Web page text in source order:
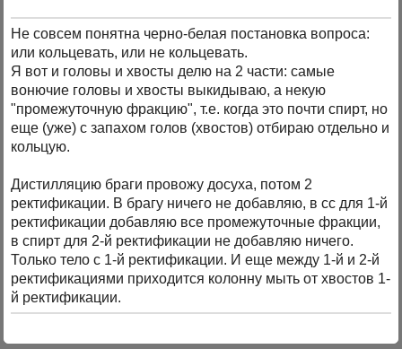
Не совсем понятна черно-белая постановка вопроса:
или кольцевать, или не кольцевать.
Я вот и головы и хвосты делю на 2 части: самые
вонючие головы и хвосты выкидываю, а некую
"промежуточную фракцию", т.е. когда это почти спирт, но
еще (уже) с запахом голов (хвостов) отбираю отдельно и
кольцую.
Дистилляцию браги провожу досуха, потом 2
ректификации. В брагу ничего не добавляю, в сс для 1-й
ректификации добавляю все промежуточные фракции,
в спирт для 2-й ректификации не добавляю ничего.
Только тело с 1-й ректификации. И еще между 1-й и 2-й
ректификациями приходится колонну мыть от хвостов 1-
й ректификации.